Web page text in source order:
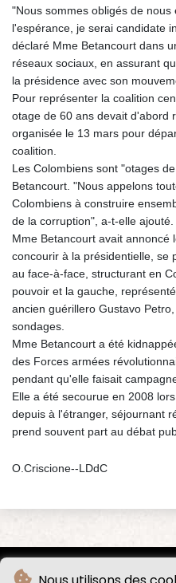
"Nous sommes obligés de
l'espérance, je serai candidate
déclaré Mme Betancourt dans
réseaux sociaux, en assurant
la présidence avec son
Pour représenter la coalition
otage de 60 ans devait d'abord
organisée le 13 mars pour
coalition.
Les Colombiens sont "otages
Betancourt. "Nous appelons
Colombiens à construire
de la corruption", a-t-elle ajouté.
Mme Betancourt avait annoncé
concourir à la présidentielle, se
au face-à-face, structurant en
pouvoir et la gauche,
ancien guérillero Gustavo
sondages.
Mme Betancourt a été
des Forces armées
pendant qu'elle faisait
Elle a été secourue en 2008
depuis à l'étranger, séjournant
prend souvent part au débat
O.Criscione--LDdC